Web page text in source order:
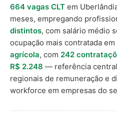
664 vagas CLT em
meses, empregando
distintos, com salário médio
ocupação mais contratada
agrícola, com 242
R$ 2.248 — referência
regionais de remuneração e
workforce em empresas do